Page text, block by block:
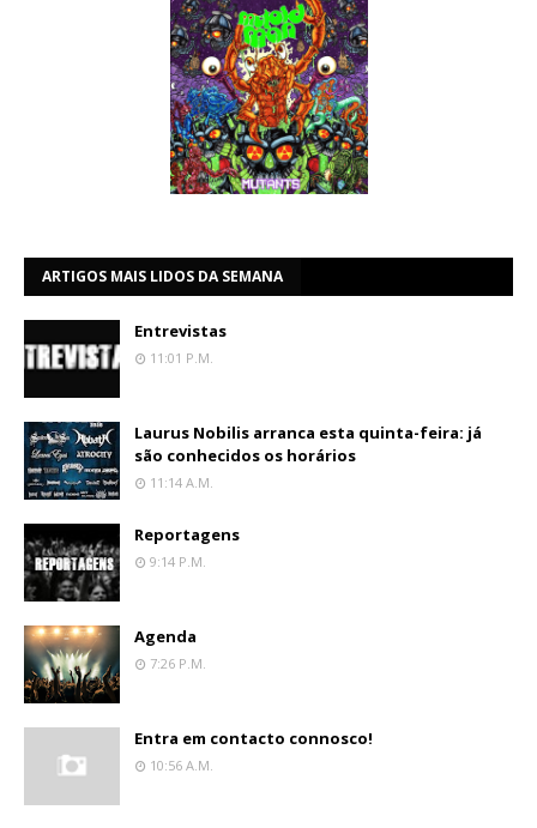
ARTIGOS MAIS LIDOS DA SEMANA
Entrevistas
11:01 P.m.
Laurus Nobilis arranca esta quinta-feira: já
são conhecidos os horários
11:14 A.m.
Reportagens
9:14 P.m.
Agenda
7:26 P.m.
Entra em contacto connosco!
10:56 A.m.